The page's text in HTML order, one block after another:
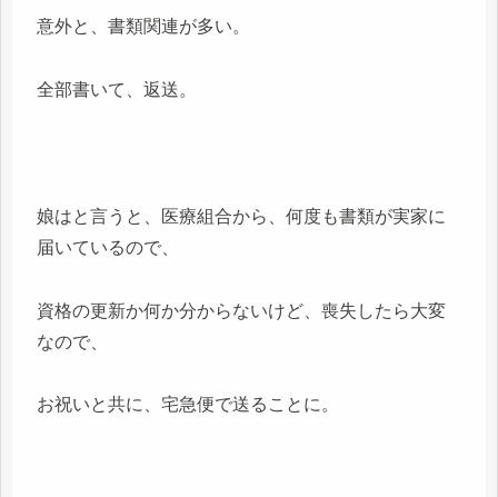
意外と、書類関連が多い。
全部書いて、返送。
娘はと言うと、医療組合から、何度も書類が実家に
届いているので、
資格の更新か何か分からないけど、喪失したら大変
なので、
お祝いと共に、宅急便で送ることに。